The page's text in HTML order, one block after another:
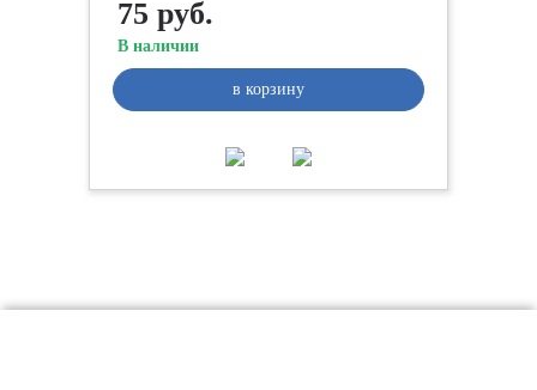
75 руб.
В наличии
в корзину